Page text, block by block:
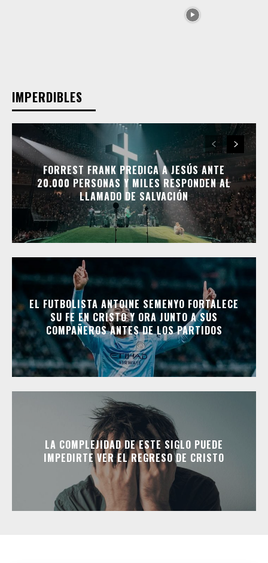
IMPERDIBLES
FORREST FRANK PREDICA A JESÚS ANTE
20.000 PERSONAS Y MILES RESPONDEN AL
LLAMADO DE SALVACIÓN
EL FUTBOLISTA ANTOINE SEMENYO FORTALECE
SU FE EN CRISTO Y ORA JUNTO A SUS
COMPAÑEROS ANTES DE LOS PARTIDOS
LA COMPLEJIDAD DE ESTE SIGLO PUEDE
IMPEDIRTE VER EL REGRESO DE CRISTO